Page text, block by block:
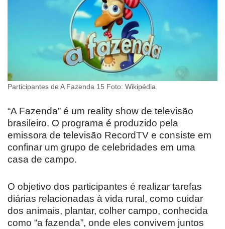
Participantes de A Fazenda 15 Foto: Wikipédia
“A Fazenda” é um reality show de televisão
brasileiro. O programa é produzido pela
emissora de televisão RecordTV e consiste em
confinar um grupo de celebridades em uma
casa de campo.
O objetivo dos participantes é realizar tarefas
diárias relacionadas à vida rural, como cuidar
dos animais, plantar, colher campo, conhecida
como “a fazenda”, onde eles convivem juntos